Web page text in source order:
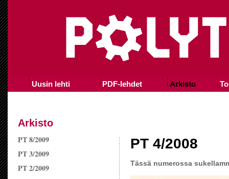
Uusin lehti PDF-lehdet Arkisto
Arkisto
PT 8/2009
PT 3/2009
PT 2/2009
PT 4/2008
Tässä numerossa